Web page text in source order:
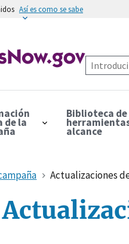
Así es como se sabe
de la
Biblioteca de
alcance
Actualizaciones